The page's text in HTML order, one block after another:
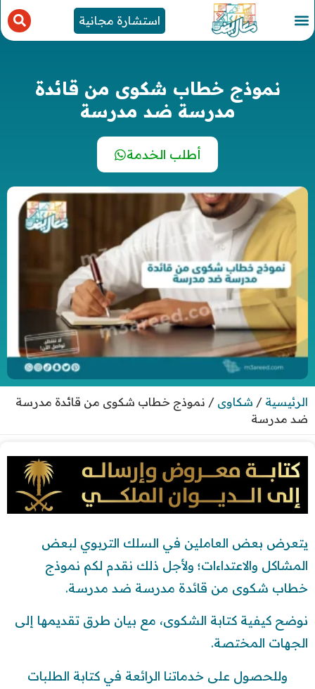
استشارة مجانية
نموذج خطاب شكوى من قائدة
مدرسة ضد مدرسة
أطلب الخدمة
الرئيسية / شكاوى / نموذج خطاب شكوى من قائدة مدرسة
ضد مدرسة
يتعرض بعض العاملين في السلك التربوي لبعض
المشاكل والاعتداءات؛ ولأجل ذلك نقدم لكم نموذج
خطاب شكوى من قائدة مدرسة ضد مدرسة.
نوضح كيفية كتابة الشكوى، مع بيان طرق تقديمها إلى
الجهات المختصة.
وللحصول على خدماتنا الرائعة في كتابة الطلبات